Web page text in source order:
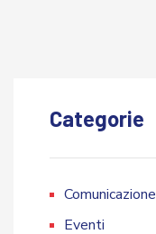
Categorie
Comunicazione
Eventi